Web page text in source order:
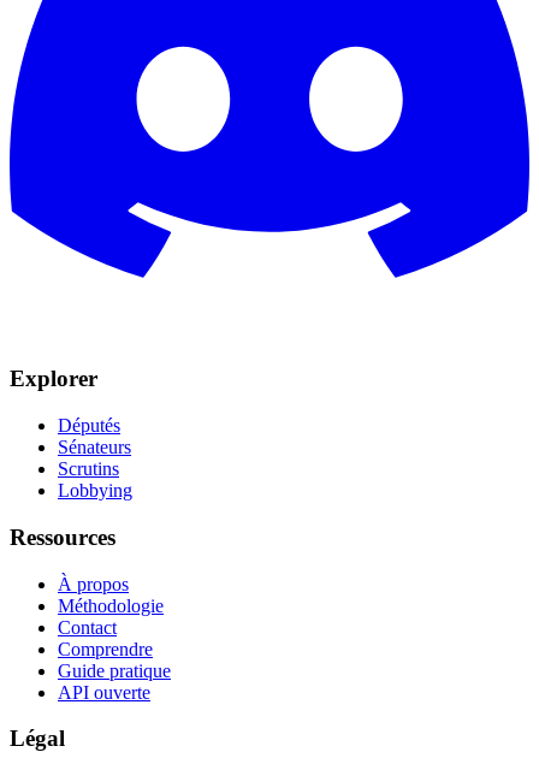
Explorer
Députés
Sénateurs
Scrutins
Lobbying
Ressources
À propos
Méthodologie
Contact
Comprendre
Guide pratique
API ouverte
Légal